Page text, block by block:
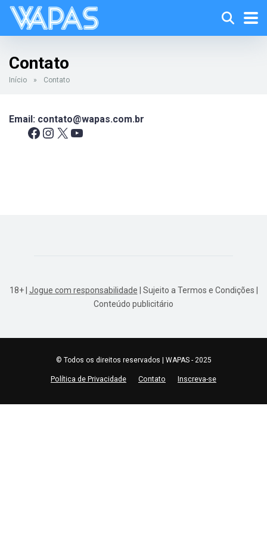
Contato
Início » Contato
Email: contato@wapas.com.br
Facebook Instagram X Youtube
18+ | Jogue com responsabilidade | Sujeito a Termos e Condições |
Conteúdo publicitário
© Todos os direitos reservados | WAPAS - 2025
Política de Privacidade Contato Inscreva-se